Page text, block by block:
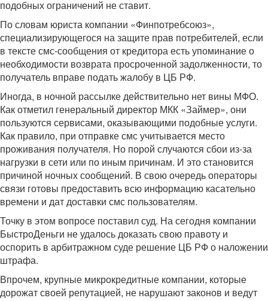
подобных ограничений не ставит.
По словам юриста компании «Финпотребсоюз»,
специализирующегося на защите прав потребителей, если
в тексте смс-сообщения от кредитора есть упоминание о
необходимости возврата просроченной задолженности, то
получатель вправе подать жалобу в ЦБ РФ.
Иногда, в ночной рассылке действительно нет вины МФО.
Как отметил генеральный директор МКК «Займер», они
пользуются сервисами, оказывающими подобные услуги.
Как правило, при отправке смс учитывается место
проживания получателя. Но порой случаются сбои из-за
нагрузки в сети или по иным причинам. И это становится
причиной ночных сообщений. В свою очередь операторы
связи готовы предоставить всю информацию касательно
времени и дат доставки смс пользователям.
Точку в этом вопросе поставил суд. На сегодня компании
БыстроДеньги не удалось доказать свою правоту и
оспорить в арбитражном суде решение ЦБ РФ о наложении
штрафа.
Впрочем, крупные микрокредитные компании, которые
дорожат своей репутацией, не нарушают законов и ведут